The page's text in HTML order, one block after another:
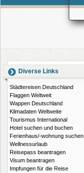
Diverse Links
Städtereisen Deutschland
Flaggen Weltweit
Wappen Deutschland
Klimadaten Weltweite
Tourismus International
Hotel suchen und buchen
Ferienhaus/-wohnung suchen
Wellnessurlaub
Reisepass beantragen
Visum beantragen
Impfungen für die Reise